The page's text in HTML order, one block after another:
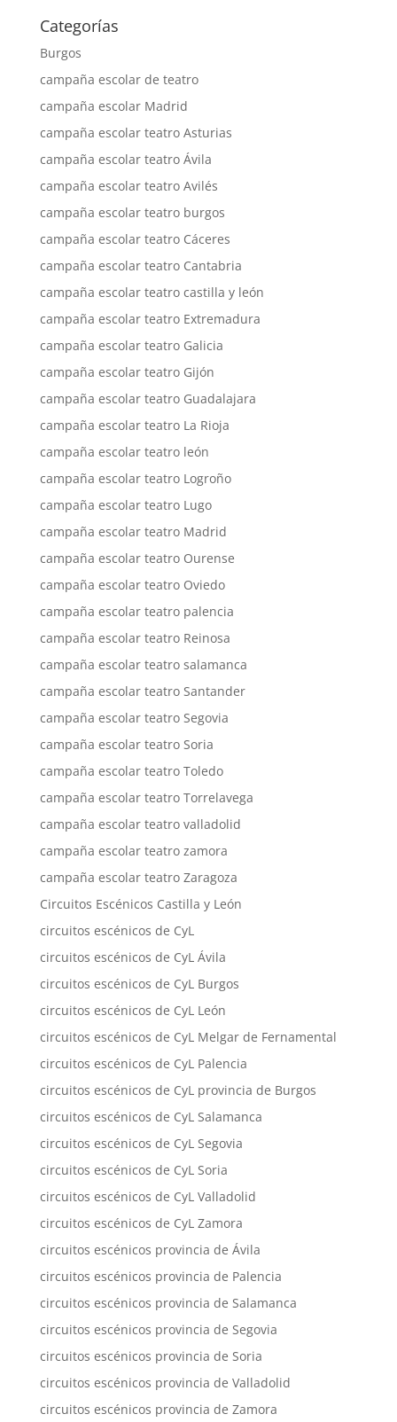
Categorías
Burgos
campaña escolar de teatro
campaña escolar Madrid
campaña escolar teatro Asturias
campaña escolar teatro Ávila
campaña escolar teatro Avilés
campaña escolar teatro burgos
campaña escolar teatro Cáceres
campaña escolar teatro Cantabria
campaña escolar teatro castilla y león
campaña escolar teatro Extremadura
campaña escolar teatro Galicia
campaña escolar teatro Gijón
campaña escolar teatro Guadalajara
campaña escolar teatro La Rioja
campaña escolar teatro león
campaña escolar teatro Logroño
campaña escolar teatro Lugo
campaña escolar teatro Madrid
campaña escolar teatro Ourense
campaña escolar teatro Oviedo
campaña escolar teatro palencia
campaña escolar teatro Reinosa
campaña escolar teatro salamanca
campaña escolar teatro Santander
campaña escolar teatro Segovia
campaña escolar teatro Soria
campaña escolar teatro Toledo
campaña escolar teatro Torrelavega
campaña escolar teatro valladolid
campaña escolar teatro zamora
campaña escolar teatro Zaragoza
Circuitos Escénicos Castilla y León
circuitos escénicos de CyL
circuitos escénicos de CyL Ávila
circuitos escénicos de CyL Burgos
circuitos escénicos de CyL León
circuitos escénicos de CyL Melgar de Fernamental
circuitos escénicos de CyL Palencia
circuitos escénicos de CyL provincia de Burgos
circuitos escénicos de CyL Salamanca
circuitos escénicos de CyL Segovia
circuitos escénicos de CyL Soria
circuitos escénicos de CyL Valladolid
circuitos escénicos de CyL Zamora
circuitos escénicos provincia de Ávila
circuitos escénicos provincia de Palencia
circuitos escénicos provincia de Salamanca
circuitos escénicos provincia de Segovia
circuitos escénicos provincia de Soria
circuitos escénicos provincia de Valladolid
circuitos escénicos provincia de Zamora